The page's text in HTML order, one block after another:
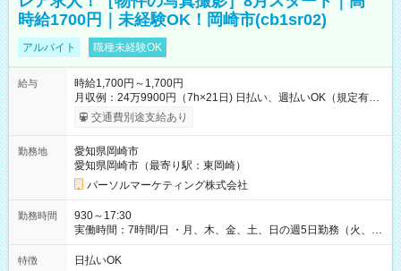
時給1700円｜未経験OK！岡崎市(cb1sr02)
アルバイト 職種未経験OK
給与
時給1,700円～1,700円
月収例：24万9900円（7h×21日) 日払い、週払いOK（規定有
り） 【試用期間】試用期間なし
交通費別途支給あり
勤務地
愛知県岡崎市
愛知県岡崎市（最寄り駅：東岡崎）
パーソルマーケティング株式会社
勤務時間
930～17:30
実働時間：7時間/日 ・月、木、金、土、日の週5日勤務（火、水
は固定休です／夏季、年末年始等、長期休暇有り！） ・ワンシ
フト！ 残業ほぼナシ（0～5h/月）
特徴 日払いOK